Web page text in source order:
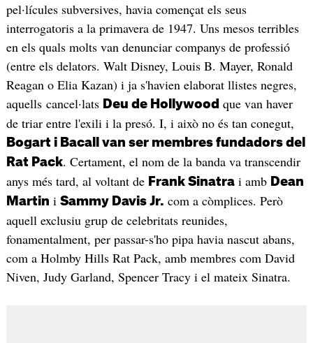
pel·lícules subversives, havia començat els seus
interrogatoris a la primavera de 1947. Uns mesos terribles
en els quals molts van denunciar companys de professió
(entre els delators. Walt Disney, Louis B. Mayer, Ronald
Reagan o Elia Kazan) i ja s'havien elaborat llistes negres,
aquells cancel·lats Deu de Hollywood que van haver
de triar entre l'exili i la presó. I, i això no és tan conegut,
Bogart i Bacall van ser membres fundadors del
Rat Pack. Certament, el nom de la banda va transcendir
anys més tard, al voltant de Frank Sinatrai amb Dean
Martin i Sammy Davis Jr. com a còmplices. Però
aquell exclusiu grup de celebritats reunides,
fonamentalment, per passar-s'ho pipa havia nascut abans,
com a Holmby Hills Rat Pack, amb membres com David
Niven, Judy Garland, Spencer Tracy i el mateix Sinatra.